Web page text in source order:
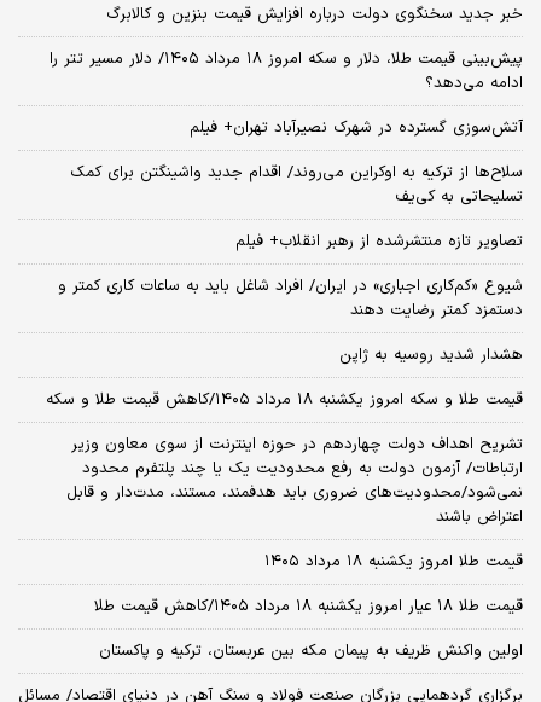
خبر جدید سخنگوی دولت درباره افزایش قیمت بنزین و کالابرگ
پیش‌بینی قیمت طلا، دلار و سکه امروز ۱۸ مرداد ۱۴۰۵/ دلار مسیر تتر را
ادامه می‌دهد؟
آتش‌سوزی گسترده در شهرک نصیرآباد تهران+ فیلم
سلاح‌ها از ترکیه به اوکراین می‌روند/ اقدام جدید واشینگتن برای کمک
تسلیحاتی به کی‌یف
تصاویر تازه منتشرشده از رهبر انقلاب+ فیلم
شیوع «کم‌کاری اجباری» در ایران/ افراد شاغل باید به ساعات کاری کمتر و
دستمزد کمتر رضایت دهند
هشدار شدید روسیه به ژاپن
قیمت طلا و سکه امروز یکشنبه ۱۸ مرداد ۱۴۰۵/کاهش قیمت طلا و سکه
تشریح اهداف دولت چهاردهم در حوزه اینترنت از سوی معاون وزیر
ارتباطات/ آزمون دولت به رفع محدودیت یک یا چند پلتفرم محدود
نمی‌‎شود/محدودیت‌های ضروری باید هدفمند، مستند، مدت‌دار و قابل
اعتراض باشند
قیمت طلا امروز یکشنبه ۱۸ مرداد ۱۴۰۵
قیمت طلا ۱۸ عیار امروز یکشنبه ۱۸ مرداد ۱۴۰۵/کاهش قیمت طلا
اولین واکنش ظریف به پیمان مکه بین عربستان، ترکیه و پاکستان
برگزاری گردهمایی بزرگان صنعت فولاد و سنگ آهن در دنیای اقتصاد/ مسائل